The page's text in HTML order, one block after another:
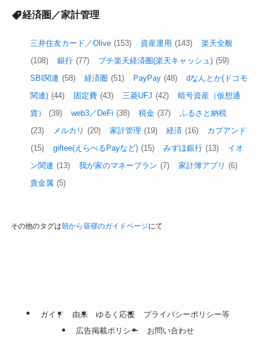
経済圏／家計管理
三井住友カード／Olive (153) 資産運用 (143)
楽天全般
(108)
銀行 (77) プチ楽天経済圏(楽天キャッシュ) (59)
SBI関連 (58) 経済圏 (51) PayPay (48)
dなんとか(ドコモ
関連) (44) 固定費 (43) 三菱UFJ (42)
暗号資産（仮想通
貨）
(39) web3／DeFi (38) 税金 (37)
ふるさと納税
(23)
メルカリ (20) 家計管理 (19) 経済 (16)
カブアンド
(15)
giftee(えらべるPayなど) (15) みずほ銀行 (13)
イオ
ン関連 (13) 我が家のマネープラン (7) 家計簿アプリ (6)
貴金属 (5)
その他のタグは朝から昼寝のガイドページにて
ガイド 由来 ゆるく応援
プライバシーポリシー等
広告掲載ポリシー
お問い合わせ